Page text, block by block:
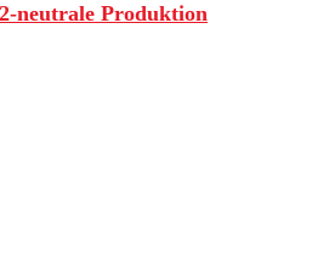
neutrale Produktion